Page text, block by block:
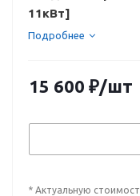
11кВт]
Подробнее
15 600 ₽/шт
* Актуальную